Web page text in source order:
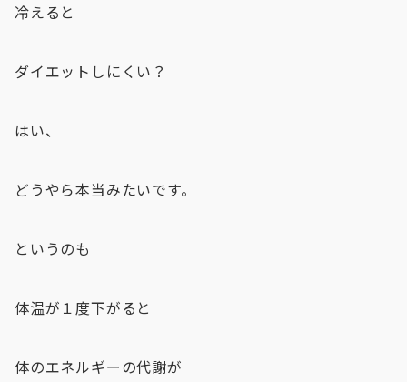
冷えると
ダイエットしにくい？
はい、
どうやら本当みたいです。
というのも
体温が１度下がると
体のエネルギーの代謝が